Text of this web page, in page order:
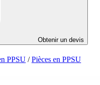
Obtenir un devis
PPSU /Pièces en PPSU